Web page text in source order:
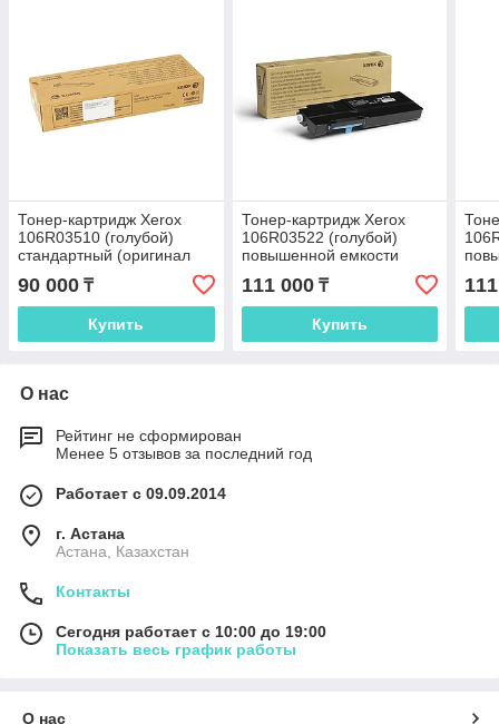
Тонер-картридж Xerox
106R03510 (голубой)
стандартный (оригинал
для C400, C405N,
C405DN)
90 000 ₸
Купить
Тонер-картридж Xerox
106R03522 (голубой)
повышенной емкости
(оригинал для
C400N/C400DN/C405N/C400DN)
111 000₸
Купить
О нас
Рейтинг не сформирован
Менее 5 отзывов за последний год
Работает с 09.09.2014
г. Астана
Астана, Казахстан
Контакты
Сегодня работает с 10:00 до 19:00
Показать весь график работы
О нас